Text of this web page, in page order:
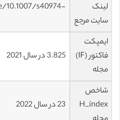
لینک
سایت مرجع
s40974-
ایمپکت
فاکتور (IF)
مجله
3.825 در سال 2021
شاخص
H_index
23 در سال 2022